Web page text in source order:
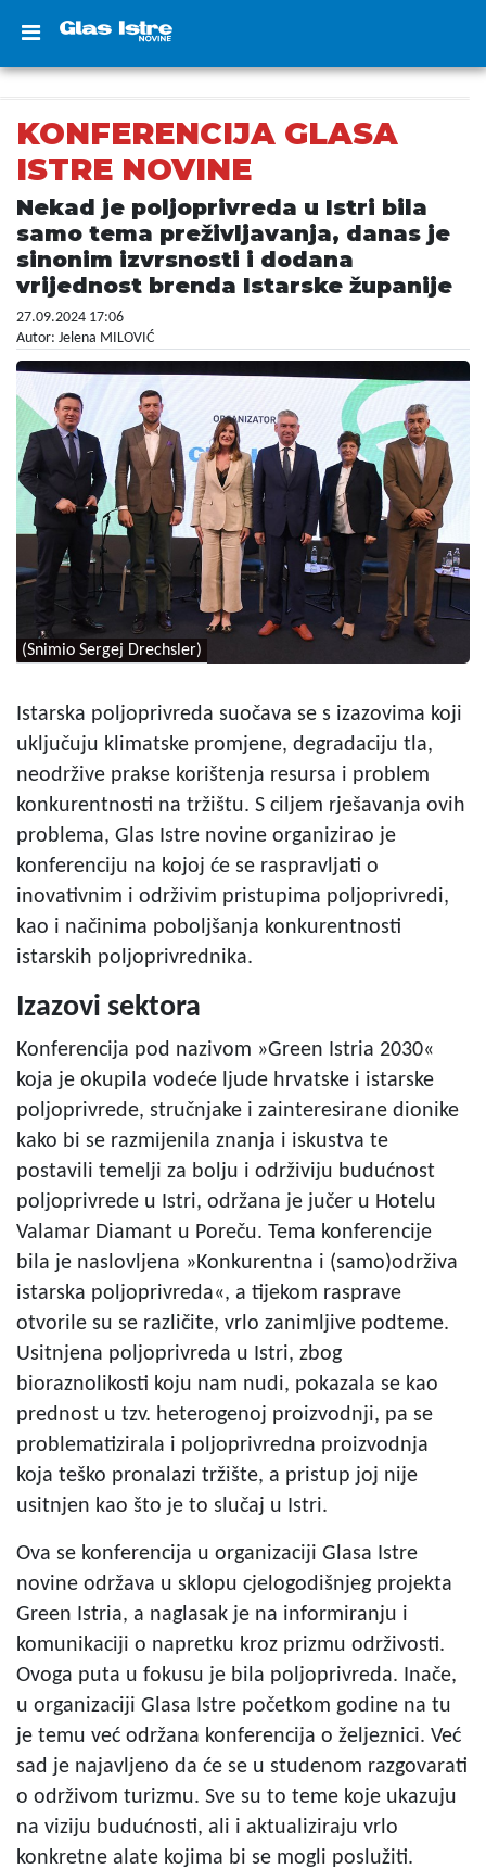
KONFERENCIJA GLASA
ISTRE NOVINE
Nekad je poljoprivreda u Istri bila
samo tema preživljavanja, danas je
sinonim izvrsnosti i dodana
vrijednost brenda Istarske županije
27.09.2024 17:06
Autor: Jelena MILOVIĆ
(Snimio Sergej Drechsler)
Istarska poljoprivreda suočava se s izazovima koji
uključuju klimatske promjene, degradaciju tla,
neodržive prakse korištenja resursa i problem
konkurentnosti na tržištu. S ciljem rješavanja ovih
problema, Glas Istre novine organizirao je
konferenciju na kojoj će se raspravljati o
inovativnim i održivim pristupima poljoprivredi,
kao i načinima poboljšanja konkurentnosti
istarskih poljoprivrednika.
Izazovi sektora
Konferencija pod nazivom »Green Istria 2030«
koja je okupila vodeće ljude hrvatske i istarske
poljoprivrede, stručnjake i zainteresirane dionike
kako bi se razmijenila znanja i iskustva te
postavili temelji za bolju i održiviju budućnost
poljoprivrede u Istri, održana je jučer u Hotelu
Valamar Diamant u Poreču. Tema konferencije
bila je naslovljena »Konkurentna i (samo)održiva
istarska poljoprivreda«, a tijekom rasprave
otvorile su se različite, vrlo zanimljive podteme.
Usitnjena poljoprivreda u Istri, zbog
bioraznolikosti koju nam nudi, pokazala se kao
prednost u tzv. heterogenoj proizvodnji, pa se
problematizirala i poljoprivredna proizvodnja
koja teško pronalazi tržište, a pristup joj nije
usitnjen kao što je to slučaj u Istri.
Ova se konferencija u organizaciji Glasa Istre
novine održava u sklopu cjelogodišnjeg projekta
Green Istria, a naglasak je na informiranju i
komunikaciji o napretku kroz prizmu održivosti.
Ovoga puta u fokusu je bila poljoprivreda. Inače,
u organizaciji Glasa Istre početkom godine na tu
je temu već održana konferencija o željeznici. Već
sad je najavljeno da će se u studenom razgovarati
o održivom turizmu. Sve su to teme koje ukazuju
na viziju budućnosti, ali i aktualiziraju vrlo
konkretne alate kojima bi se mogli poslužiti.